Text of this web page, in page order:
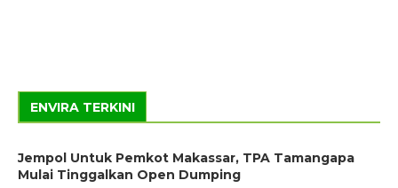
ENVIRA TERKINI
Jempol Untuk Pemkot Makassar, TPA Tamangapa
Mulai Tinggalkan Open Dumping